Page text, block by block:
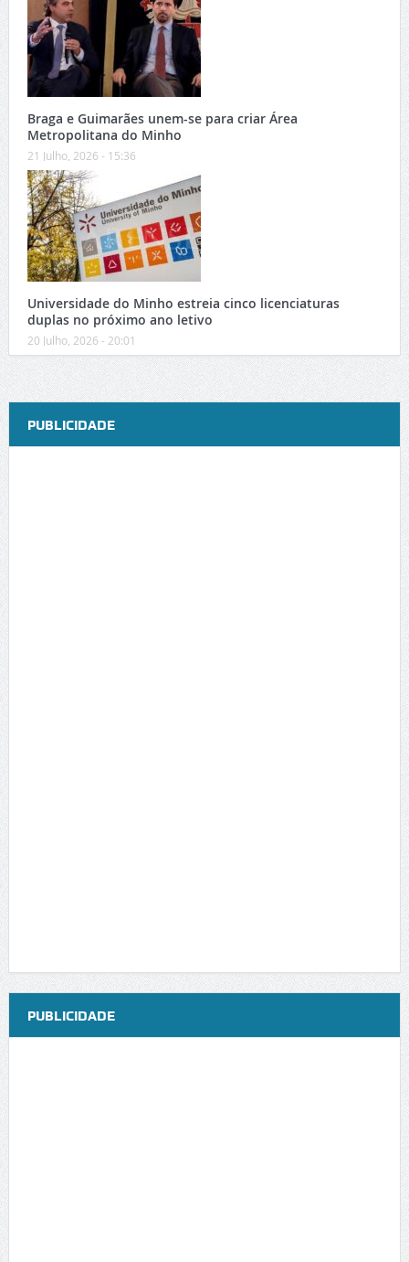
Braga e Guimarães unem-se para criar Área
Metropolitana do Minho
21 Julho, 2026 - 15:36
Universidade do Minho estreia cinco licenciaturas
duplas no próximo ano letivo
20 Julho, 2026 - 20:01
PUBLICIDADE
PUBLICIDADE